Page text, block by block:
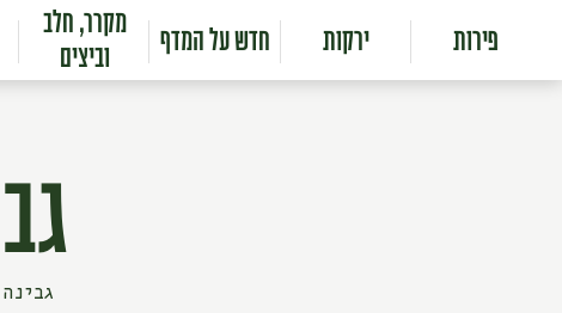
פירות ירקות חדש על המדף
מקרר, חלב
וביצים